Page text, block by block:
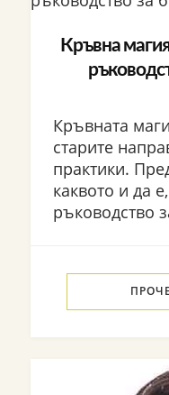
Кръвна
Кръвната
старите
практики.
каквото и да
ръководство